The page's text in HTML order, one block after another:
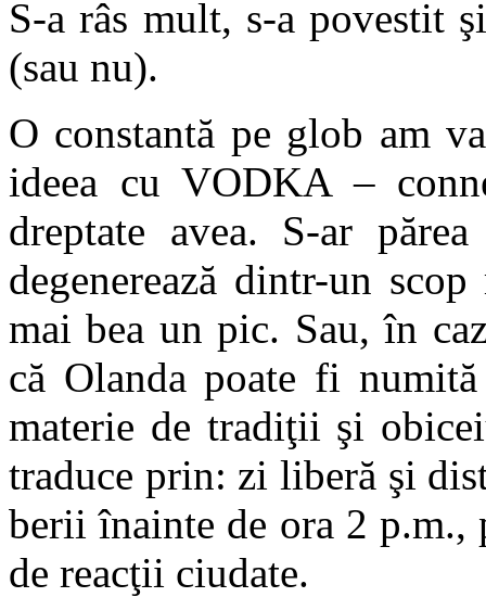
S-a râs mult, s-a povestit
(sau nu).
O constantă pe glob am
ideea cu VODKA –
dreptate avea. S-ar
degenerează dintr-un
mai bea un pic. Sau, în
că Olanda poate fi
materie de tradiţii şi
traduce prin: zi liberă şi
berii înainte de ora 2 p.m.,
de reacţii ciudate.